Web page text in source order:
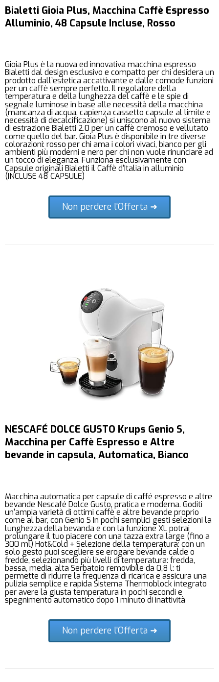
Bialetti Gioia Plus, Macchina Caffè Espresso
Alluminio, 48 Capsule Incluse, Rosso
Gioia Plus è la nuova ed innovativa macchina espresso
Bialetti dal design esclusivo e compatto per chi desidera un
prodotto dall’estetica accattivante e dalle comode funzioni
per un caffè sempre perfetto. Il regolatore della
temperatura e della lunghezza del caffè e le spie di
segnale luminose in base alle necessità della macchina
(mancanza di acqua, capienza cassetto capsule al limite e
necessità di decalcificazione) si uniscono al nuovo sistema
di estrazione Bialetti 2.0 per un caffè cremoso e vellutato
come quello del bar. Gioia Plus è disponibile in tre diverse
colorazioni: rosso per chi ama i colori vivaci, bianco per gli
ambienti più moderni e nero per chi non vuole rinunciare ad
un tocco di eleganza. Funziona esclusivamente con
Capsule originali Bialetti il Caffè d'Italia in alluminio
(INCLUSE 48 CAPSULE)
Non perdere l'Offerta ➜
NESCAFÉ DOLCE GUSTO Krups Genio S,
Macchina per Caffè Espresso e Altre
bevande in capsula, Automatica, Bianco
Macchina automatica per capsule di caffé espresso e altre
bevande Nescafé Dolce Gusto, pratica e moderna. Goditi
un'ampia varietà di ottimi caffè e altre bevande proprio
come al bar, con Genio S In pochi semplici gesti selezioni la
lunghezza della bevanda e con la funzione XL potrai
prolungare il tuo piacere con una tazza extra large (fino a
300 ml) Hot&Cold + Selezione della temperatura: con un
solo gesto puoi scegliere se erogare bevande calde o
fredde, selezionando più livelli di temperatura: fredda,
bassa, media, alta Serbatoio removibile da 0,8 l: ti
permette di ridurre la frequenza di ricarica e assicura una
pulizia semplice e rapida Sistema Thermoblock integrato
per avere la giusta temperatura in pochi secondi e
spegnimento automatico dopo 1 minuto di inattività
Non perdere l'Offerta ➜